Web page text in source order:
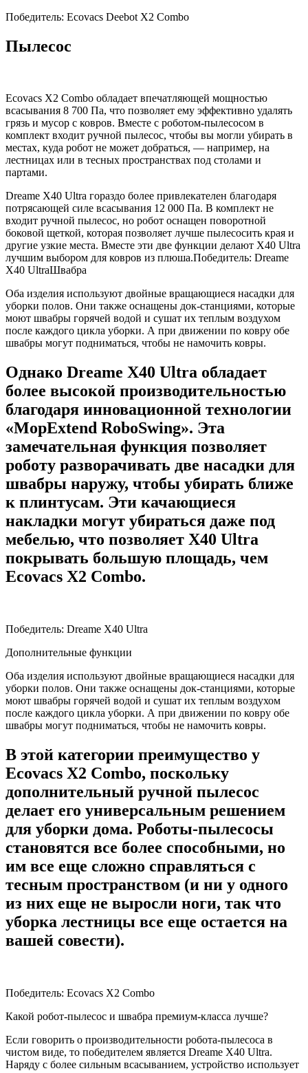
Победитель: Ecovacs Deebot X2 Combo
Пылесос
Ecovacs X2 Combo обладает впечатляющей мощностью
всасывания 8 700 Па, что позволяет ему эффективно удалять
грязь и мусор с ковров. Вместе с роботом-пылесосом в
комплект входит ручной пылесос, чтобы вы могли убирать в
местах, куда робот не может добраться, — например, на
лестницах или в тесных пространствах под столами и
партами.
Dreame X40 Ultra гораздо более привлекателен благодаря
потрясающей силе всасывания 12 000 Па. В комплект не
входит ручной пылесос, но робот оснащен поворотной
боковой щеткой, которая позволяет лучше пылесосить края и
другие узкие места. Вместе эти две функции делают X40 Ultra
лучшим выбором для ковров из плюша.Победитель: Dreame
X40 UltraШвабра
Оба изделия используют двойные вращающиеся насадки для
уборки полов. Они также оснащены док-станциями, которые
моют швабры горячей водой и сушат их теплым воздухом
после каждого цикла уборки. А при движении по ковру обе
швабры могут подниматься, чтобы не намочить ковры.
Однако Dreame X40 Ultra обладает
более высокой производительностью
благодаря инновационной технологии
«MopExtend RoboSwing». Эта
замечательная функция позволяет
роботу разворачивать две насадки для
швабры наружу, чтобы убирать ближе
к плинтусам. Эти качающиеся
накладки могут убираться даже под
мебелью, что позволяет X40 Ultra
покрывать большую площадь, чем
Ecovacs X2 Combo.
Победитель: Dreame X40 Ultra
Дополнительные функции
Оба изделия используют двойные вращающиеся насадки для
уборки полов. Они также оснащены док-станциями, которые
моют швабры горячей водой и сушат их теплым воздухом
после каждого цикла уборки. А при движении по ковру обе
швабры могут подниматься, чтобы не намочить ковры.
В этой категории преимущество у
Ecovacs X2 Combo, поскольку
дополнительный ручной пылесос
делает его универсальным решением
для уборки дома. Роботы-пылесосы
становятся все более способными, но
им все еще сложно справляться с
тесным пространством (и ни у одного
из них еще не выросли ноги, так что
уборка лестницы все еще остается на
вашей совести).
Победитель: Ecovacs X2 Combo
Какой робот-пылесос и швабра премиум-класса лучше?
Если говорить о производительности робота-пылесоса в
чистом виде, то победителем является Dreame X40 Ultra.
Наряду с более сильным всасыванием, устройство использует